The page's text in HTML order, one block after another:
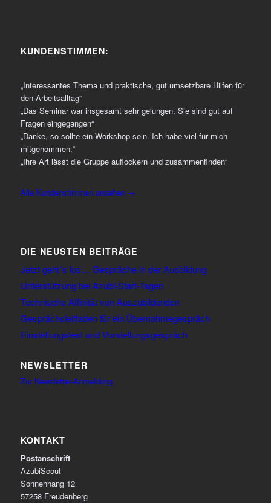
KUNDENSTIMMEN:
„Interessantes Thema und praktische, gut umsetzbare Hilfen für
den Arbeitsalltag“
„Das Seminar war insgesamt sehr gelungen, Sie sind gut auf
Fragen eingegangen“
„Danke, so sollte ein Workshop sein. Ich habe viel für mich
mitgenommen.“
„Ihre Art lässt die Gruppe auflockern und zusammenfinden“
Alle Kundenstimmen ansehen →
DIE NEUSTEN BEITRÄGE
Jetzt geht´s los… Gespräche in der Ausbildung
Unterstützung bei Azubi-Start-Tagen
Technische Affinität von Auszubildenden
Gesprächsleitfaden für ein Übernahmegespräch
Einstellungstest und Vorstellungsgespräch
NEWSLETTER
Zur Newsletter-Anmeldung.
KONTAKT
Postanschrift
AzubiScout
Sonnenhang 12
57258 Freudenberg